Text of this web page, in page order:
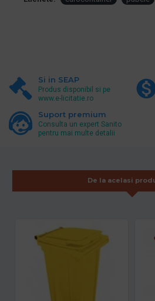
Si in SEAP
Produs disponibil si pe
www.e-licitatie.ro
Suport premium
Consulta un expert Sanito
pentru mai multe detalii
De la acelasi